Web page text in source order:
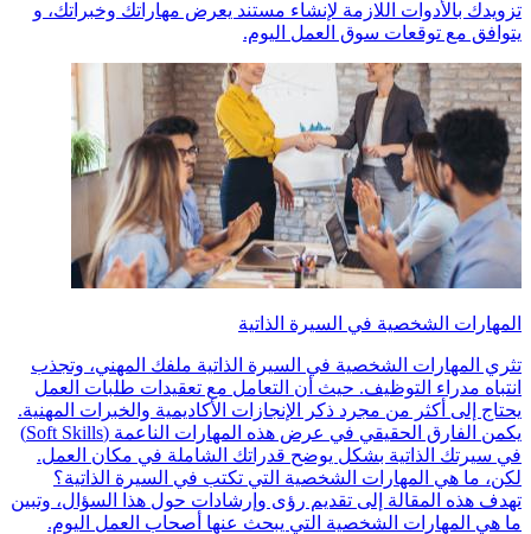
تزويدك بالأدوات اللازمة لإنشاء مستند يعرض مهاراتك وخبراتك، و
يتوافق مع توقعات سوق العمل اليوم.
المهارات الشخصية في السيرة الذاتية
تثري المهارات الشخصية في السيرة الذاتية ملفك المهني، وتجذب
انتباه مدراء التوظيف. حيث أن التعامل مع تعقيدات طلبات العمل
يحتاج إلى أكثر من مجرد ذكر الإنجازات الأكاديمية والخبرات المهنية.
يكمن الفارق الحقيقي في عرض هذه المهارات الناعمة (Soft Skills)
في سيرتك الذاتية بشكل يوضح قدراتك الشاملة في مكان العمل.
لكن، ما هي المهارات الشخصية التي تكتب في السيرة الذاتية؟
تهدف هذه المقالة إلى تقديم رؤى وإرشادات حول هذا السؤال، وتبين
ما هي المهارات الشخصية التي يبحث عنها أصحاب العمل اليوم.